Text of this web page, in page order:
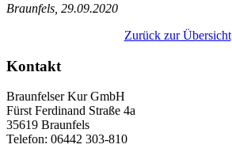
Braunfels, 29.09.2020
Zurück zur Übersicht
Kontakt
Braunfelser Kur GmbH
Fürst Ferdinand Straße 4a
35619 Braunfels
Telefon: 06442 303-810